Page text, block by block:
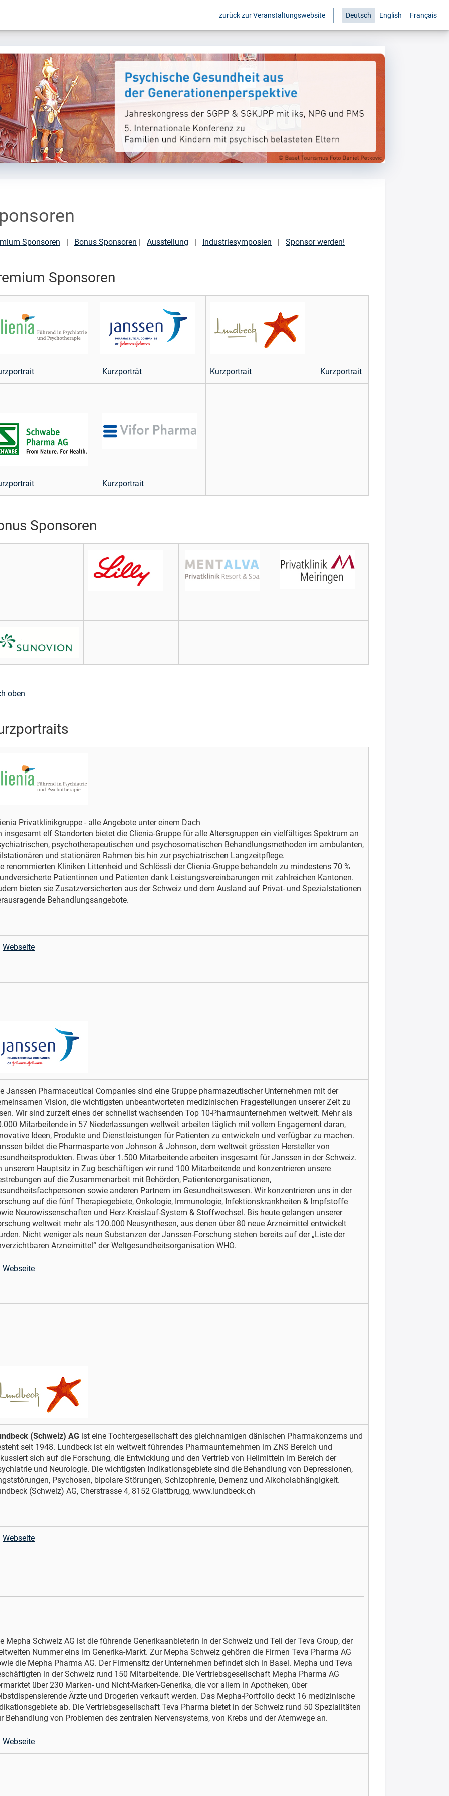
zurück zur Veranstaltungswebsite Deutsch English Français
Sponsoren | Bonus Sponsoren | Ausstellung | Industriesymposien | Sponsor werden!
Sponsoren
Kurzporträt Kurzportrait Kurzportrait
Kurzportrait
Sponsoren
oben
Privatklinikgruppe - alle Angebote unter einem Dach
insgesamt elf Standorten bietet die Clienia-Gruppe für alle Altersgruppen ein vielfältiges Spektrum an
psychotherapeutischen und psychosomatischen Behandlungsmethoden im ambulanten,
und stationären Rahmen bis hin zur psychiatrischen Langzeitpflege.
renommierten Kliniken Littenheid und Schlössli der Clienia-Gruppe behandeln zu mindestens 70 %
Patientinnen und Patienten dank Leistungsvereinbarungen mit zahlreichen Kantonen.
bieten sie Zusatzversicherten aus der Schweiz und dem Ausland auf Privat- und Spezialstationen
Behandlungsangebote.
Webseite
Janssen Pharmaceutical Companies sind eine Gruppe pharmazeutischer Unternehmen mit der
Vision, die wichtigsten unbeantworteten medizinischen Fragestellungen unserer Zeit zu
Wir sind zurzeit eines der schnellst wachsenden Top 10-Pharmaunternehmen weltweit. Mehr als
Mitarbeitende in 57 Niederlassungen weltweit arbeiten täglich mit vollem Engagement daran,
Ideen, Produkte und Dienstleistungen für Patienten zu entwickeln und verfügbar zu machen.
bildet die Pharmasparte von Johnson & Johnson, dem weltweit grössten Hersteller von
Etwas über 1.500 Mitarbeitende arbeiten insgesamt für Janssen in der Schweiz.
unserem Hauptsitz in Zug beschäftigen wir rund 100 Mitarbeitende und konzentrieren unsere
auf die Zusammenarbeit mit Behörden, Patientenorganisationen,
sowie anderen Partnern im Gesundheitswesen. Wir konzentrieren uns in der
auf die fünf Therapiegebiete, Onkologie, Immunologie, Infektionskrankheiten & Impfstoffe
Neurowissenschaften und Herz-Kreislauf-System & Stoffwechsel. Bis heute gelangen unserer
weltweit mehr als 120.000 Neusynthesen, aus denen über 80 neue Arzneimittel entwickelt
Nicht weniger als neun Substanzen der Janssen-Forschung stehen bereits auf der „Liste der
Arzneimittel“ der Weltgesundheitsorganisation WHO.
Webseite
(Schweiz) AG ist eine Tochtergesellschaft des gleichnamigen dänischen Pharmakonzerns und
seit 1948. Lundbeck ist ein weltweit führendes Pharmaunternehmen im ZNS Bereich und
sich auf die Forschung, die Entwicklung und den Vertrieb von Heilmitteln im Bereich der
und Neurologie. Die wichtigsten Indikationsgebiete sind die Behandlung von Depressionen,
Psychosen, bipolare Störungen, Schizophrenie, Demenz und Alkoholabhängigkeit.
(Schweiz) AG, Cherstrasse 4, 8152 Glattbrugg, www.lundbeck.ch
Webseite
Mepha Schweiz AG ist die führende Generikaanbieterin in der Schweiz und Teil der Teva Group, der
Nummer eins im Generika-Markt. Zur Mepha Schweiz gehören die Firmen Teva Pharma AG
die Mepha Pharma AG. Der Firmensitz der Unternehmen befindet sich in Basel. Mepha und Teva
in der Schweiz rund 150 Mitarbeitende. Die Vertriebsgesellschaft Mepha Pharma AG
über 230 Marken- und Nicht-Marken-Generika, die vor allem in Apotheken, über
Ärzte und Drogerien verkauft werden. Das Mepha-Portfolio deckt 16 medizinische
ab. Die Vertriebsgesellschaft Teva Pharma bietet in der Schweiz rund 50 Spezialitäten
Behandlung von Problemen des zentralen Nervensystems, von Krebs und der Atemwege an.
Webseite